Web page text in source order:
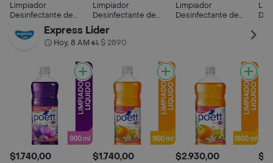
Limpiador
Desinfectante de
Pisos Poett Frescura
de Lavanda (Botella)
Limpiador
Desinfectante de
Pisos Poett Frescura
Cítrica (Botella) 900
ml
Limpiador
Desinfectante de
Express Lider
Hoy, 8 AM• $ 2890
$1.740,00 $1.740,00 $2.930,00